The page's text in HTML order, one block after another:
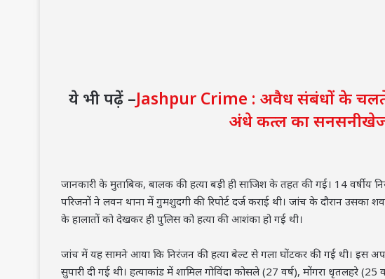
ये भी पढ़ें –Jashpur Crime : अवैध संबंधों के चलते
अंधे कत्ल का
जानकारी के मुताबिक, बालक की हत्या बड़ी ही साजिश के तहत की गई। 14 वर्षीय
परिजनों ने लवन थाना में गुमशुदगी की रिपोर्ट दर्ज कराई थी। जांच के दौरान उसका
के हालातों को देखकर ही पुलिस को हत्या की आशंका हो गई थी।
जांच में यह सामने आया कि निरंजन की हत्या बेल्ट से गला घोंटकर की गई थी। इस
सुपारी दी गई थी। हत्याकांड में शामिल गोविंदा कोसले (27 वर्ष), मोंगरा धृतलहरे